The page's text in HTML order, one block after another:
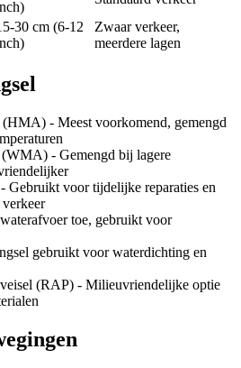
30 cm (6-12
Zwaar verkeer,
meerdere lagen
- Meest voorkomend, gemengd
- Gemengd bij lagere
Gebruikt voor tijdelijke reparaties en
toe, gebruikt voor
gebruikt voor waterdichting en
(RAP) - Milieuvriendelijke optie